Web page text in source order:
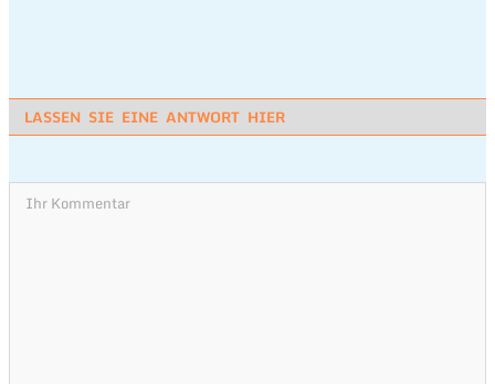
LASSEN SIE EINE ANTWORT HIER